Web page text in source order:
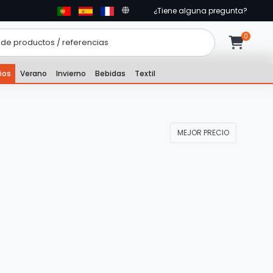
¿Tiene alguna pregunta?
Verano Invierno Bebidas Textil
MEJOR PRECIO